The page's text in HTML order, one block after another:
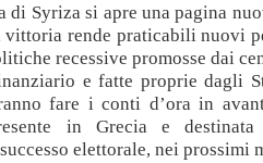
di Syriza si apre una pagina
vittoria rende praticabili nuovi
recessive promosse dai
e fatte proprie dagli
fare i conti d’ora in
in Grecia e destinata
elettorale, nei prossimi